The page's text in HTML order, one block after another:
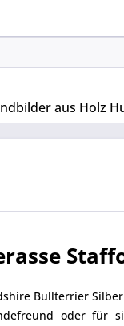
aus Holz
Bullterrier
oder für